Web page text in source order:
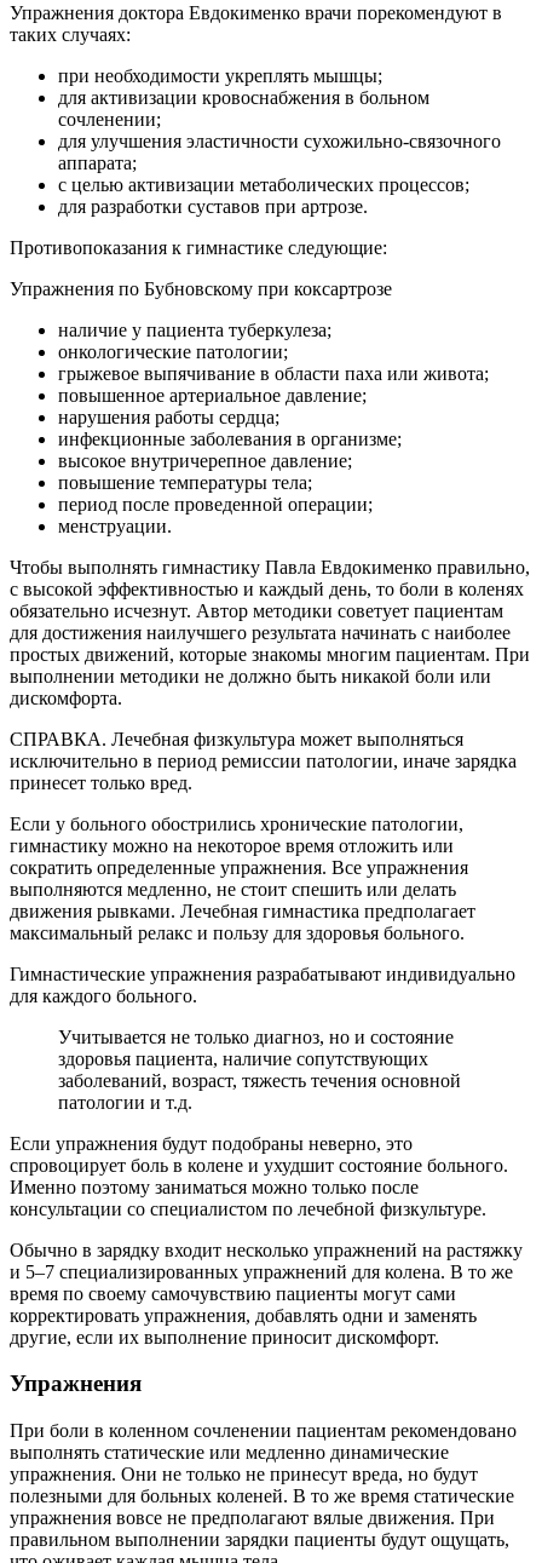
Упражнения доктора Евдокименко врачи порекомендуют в
таких случаях:
при необходимости укреплять мышцы;
для активизации кровоснабжения в больном
сочленении;
для улучшения эластичности сухожильно-связочного
аппарата;
с целью активизации метаболических процессов;
для разработки суставов при артрозе.
Противопоказания к гимнастике следующие:
Упражнения по Бубновскому при коксартрозе
наличие у пациента туберкулеза;
онкологические патологии;
грыжевое выпячивание в области паха или живота;
повышенное артериальное давление;
нарушения работы сердца;
инфекционные заболевания в организме;
высокое внутричерепное давление;
повышение температуры тела;
период после проведенной операции;
менструации.
Чтобы выполнять гимнастику Павла Евдокименко правильно,
с высокой эффективностью и каждый день, то боли в коленях
обязательно исчезнут. Автор методики советует пациентам
для достижения наилучшего результата начинать с наиболее
простых движений, которые знакомы многим пациентам. При
выполнении методики не должно быть никакой боли или
дискомфорта.
СПРАВКА. Лечебная физкультура может выполняться
исключительно в период ремиссии патологии, иначе зарядка
принесет только вред.
Если у больного обострились хронические патологии,
гимнастику можно на некоторое время отложить или
сократить определенные упражнения. Все упражнения
выполняются медленно, не стоит спешить или делать
движения рывками. Лечебная гимнастика предполагает
максимальный релакс и пользу для здоровья больного.
Гимнастические упражнения разрабатывают индивидуально
для каждого больного.
Учитывается не только диагноз, но и состояние
здоровья пациента, наличие сопутствующих
заболеваний, возраст, тяжесть течения основной
патологии и т.д.
Если упражнения будут подобраны неверно, это
спровоцирует боль в колене и ухудшит состояние больного.
Именно поэтому заниматься можно только после
консультации со специалистом по лечебной физкультуре.
Обычно в зарядку входит несколько упражнений на растяжку
и 5–7 специализированных упражнений для колена. В то же
время по своему самочувствию пациенты могут сами
корректировать упражнения, добавлять одни и заменять
другие, если их выполнение приносит дискомфорт.
Упражнения
При боли в коленном сочленении пациентам рекомендовано
выполнять статические или медленно динамические
упражнения. Они не только не принесут вреда, но будут
полезными для больных коленей. В то же время статические
упражнения вовсе не предполагают вялые движения. При
правильном выполнении зарядки пациенты будут ощущать,